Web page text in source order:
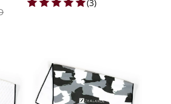
reviews
(3)